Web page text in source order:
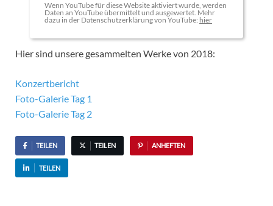
Wenn YouTube für diese Website aktiviert wurde, werden
Daten an YouTube übermittelt und ausgewertet. Mehr
dazu in der Datenschutzerklärung von YouTube: hier
Hier sind unsere gesammelten Werke von 2018:
Konzertbericht
Foto-Galerie Tag 1
Foto-Galerie Tag 2
TEILEN TEILEN ANHEFTEN
TEILEN